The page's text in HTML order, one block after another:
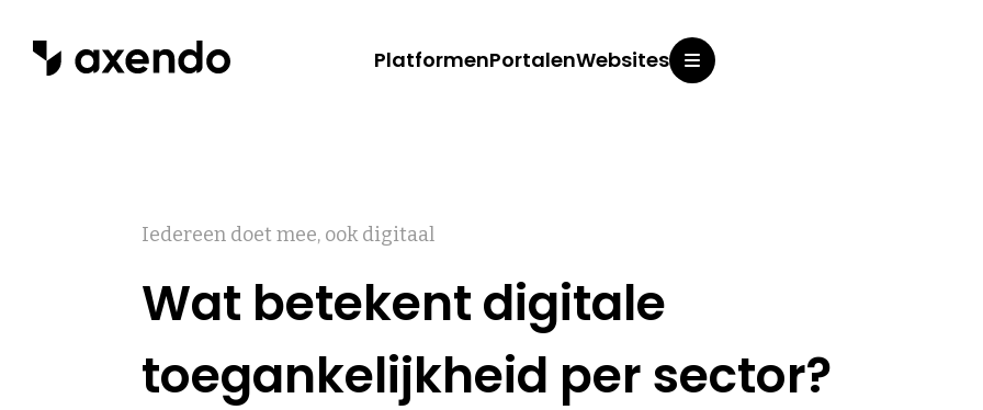
PlatformenPortalenWebsites
Ons werk
Over ons
Iedereen doet mee, ook digitaal
Wat betekent digitale
toegankelijkheid per sector?